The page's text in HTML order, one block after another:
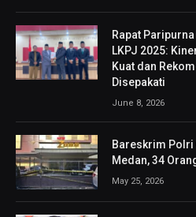
Rapat
LKPJ 2025:
Kuat dan
Disepakati
June 8, 2026
Bareskrim Polri
Medan, 34
May 25, 2026